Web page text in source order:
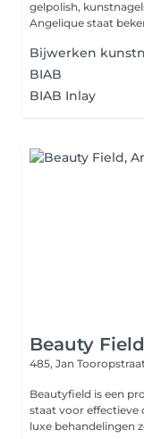
gelpolish,
Angelique staat
Bijwerken
BIAB
BIAB Inlay
Beauty Field
485, Jan
Beautyfield is een
staat voor effectieve
luxe behandelingen